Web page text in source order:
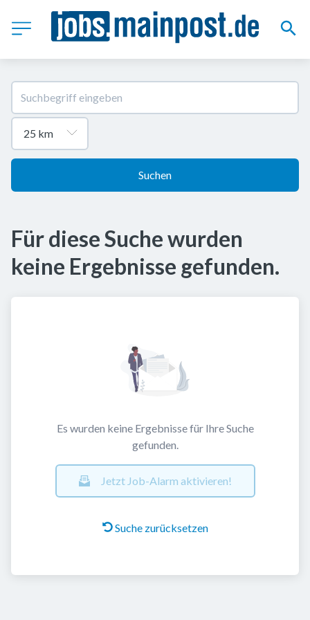
Suchen
Für diese Suche wurden
keine Ergebnisse gefunden.
Es wurden keine Ergebnisse für Ihre Suche
gefunden.
Jetzt Job-Alarm aktivieren!
Suche zurücksetzen